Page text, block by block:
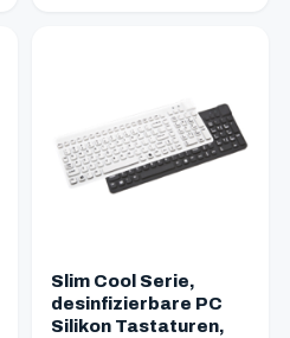
Slim Cool Serie,
desinfizierbare PC
Silikon Tastaturen,